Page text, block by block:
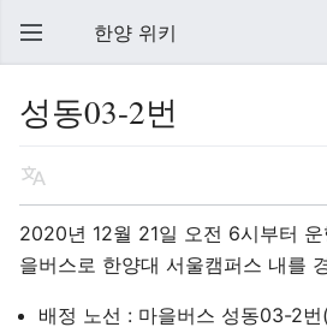
한양 위키
성동03-2번
2020년 12월 21일 오전 6시부터
을버스로 한양대 서울캠퍼스 내를
배정 노선 : 마을버스 성동03-2번